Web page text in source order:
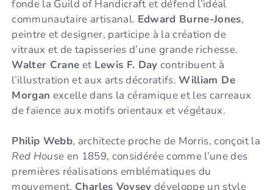
fonde la Guild of Handicraft et défend l’idéal
communautaire artisanal. Edward Burne-Jones,
peintre et designer, participe à la création de
vitraux et de tapisseries d’une grande richesse.
Walter Crane et Lewis F. Day contribuent à
l’illustration et aux arts décoratifs.William De
Morgan excelle dans la céramique et les carreaux
de faïence aux motifs orientaux et végétaux.
Philip Webb, architecte proche de Morris, conçoit la
Red House en 1859, considérée comme l’une des
premières réalisations emblématiques du
mouvement. Charles Voysey développe un style